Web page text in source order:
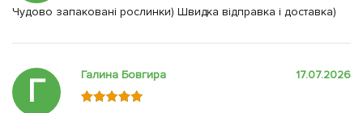
Чудово запаковані рослинки) Швидка відправка і доставка)
Г Галина Бовгира 17.07.2026